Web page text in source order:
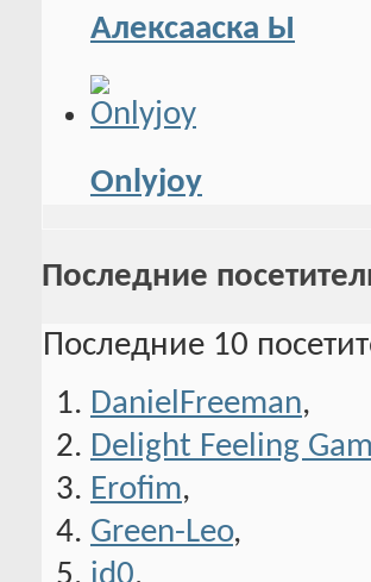
Алексааска Ы
Onlyjoy
Последние
Последние 10
DanielFreeman,
Delight Feeling
Erofim,
Green-Leo,